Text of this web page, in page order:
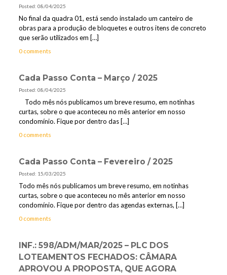
Posted: 08/04/2025
No final da quadra 01, está sendo instalado um canteiro de
obras para a produção de bloquetes e outros itens de concreto
que serão utilizados em […]
0 comments
Cada Passo Conta – Março / 2025
Posted: 08/04/2025
Todo mês nós publicamos um breve resumo, em notinhas
curtas, sobre o que aconteceu no mês anterior em nosso
condomínio. Fique por dentro das[…]
0 comments
Cada Passo Conta – Fevereiro / 2025
Posted: 15/03/2025
Todo mês nós publicamos um breve resumo, em notinhas
curtas, sobre o que aconteceu no mês anterior em nosso
condomínio. Fique por dentro das agendas externas, […]
0 comments
INF.: 598/ADM/MAR/2025 – PLC DOS
LOTEAMENTOS FECHADOS: CÂMARA
APROVOU A PROPOSTA, QUE AGORA